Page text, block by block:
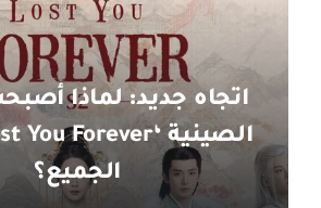
اتجاه جديد: لماذا
الجميع؟